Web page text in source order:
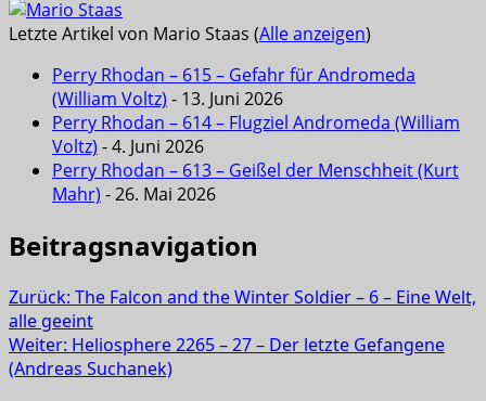
Letzte Artikel von Mario Staas (Alle anzeigen)
Perry Rhodan – 615 – Gefahr für Andromeda
(William Voltz) - 13. Juni 2026
Perry Rhodan – 614 – Flugziel Andromeda (William
Voltz) - 4. Juni 2026
Perry Rhodan – 613 – Geißel der Menschheit (Kurt
Mahr) - 26. Mai 2026
Beitragsnavigation
Zurück: The Falcon and the Winter Soldier – 6 – Eine Welt,
alle geeint
Weiter: Heliosphere 2265 – 27 – Der letzte Gefangene
(Andreas Suchanek)